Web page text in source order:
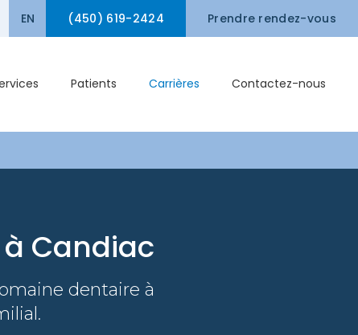
Ouvrir le champ de recherche
EN (450) 619-2424 Prendre rendez-vous
Patients Carrières Contactez-nous
Candiac
dentaire à